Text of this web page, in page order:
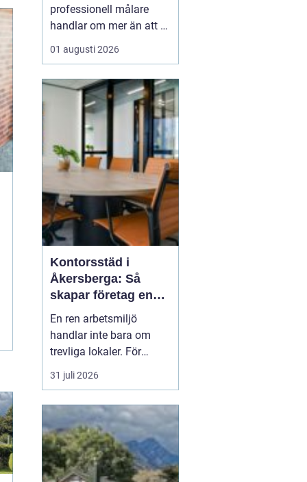
professionell målare
handlar om mer än att få
nya färger på väggarna.
En kunnig hantverkare
på husets ytor, höja
värdet på bostaden och
skapa miljöer som
känns både lugna och
inspirerande i vardagen.
För den som...
01 augusti 2026
Kontorsstäd i
Åkersberga: Så
skapar företag en
ren, trygg och
effektiv arbetsplats
En ren arbetsmiljö
handlar inte bara om
trevliga lokaler. För
många företag i
Åkersberga påverkar
trivsel och resultat i
vardagen. När skrivbord,
mötesrum och
personalu...
31 juli 2026